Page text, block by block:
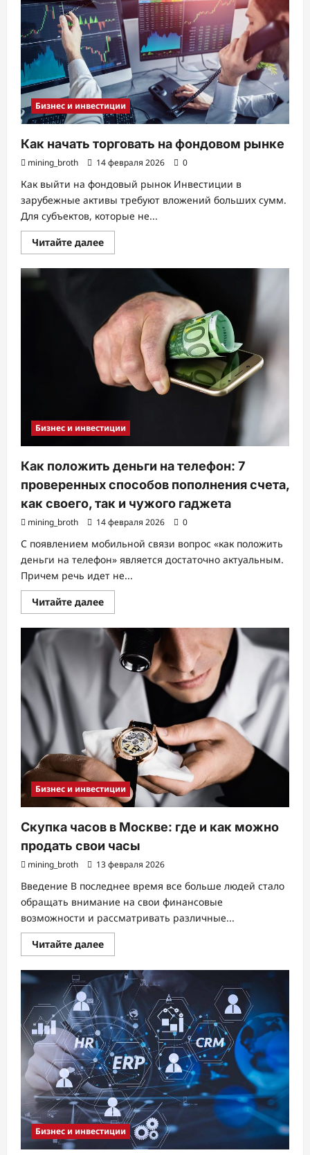
шагов
и
3
важных
момента
для
организации
и
ведения
гостиничного
бизнеса
Бизнес и инвестиции
Как начать торговать на фондовом рынке
mining_broth 14 февраля 2026 0
Как выйти на фондовый рынок Инвестиции в
зарубежные активы требуют вложений больших сумм.
Для субъектов, которые не...
Читайте далееПрочитать
больше
Как
торговать
фондовом
рынке
Бизнес и инвестиции
Как положить деньги на телефон: 7
проверенных способов пополнения счета,
как своего, так и чужого гаджета
mining_broth 14 февраля 2026 0
С появлением мобильной связи вопрос «как положить
деньги на телефон» является достаточно актуальным.
Причем речь идет не...
Читайте далееПрочитать
больше
Как
положить
деньги
на
телефон:
проверенных
способов
пополнения
счета,
как
своего,
так
и
чужого
гаджета
Бизнес и инвестиции
Скупка часов в Москве: где и как можно
продать свои часы
mining_broth 13 февраля 2026
Введение В последнее время все больше людей стало
обращать внимание на свои финансовые
возможности и рассматривать различные...
Читайте далееПрочитать
больше
Скупка
часов
в
Москве:
где
и
как
можно
продать
свои
часы
Бизнес и инвестиции